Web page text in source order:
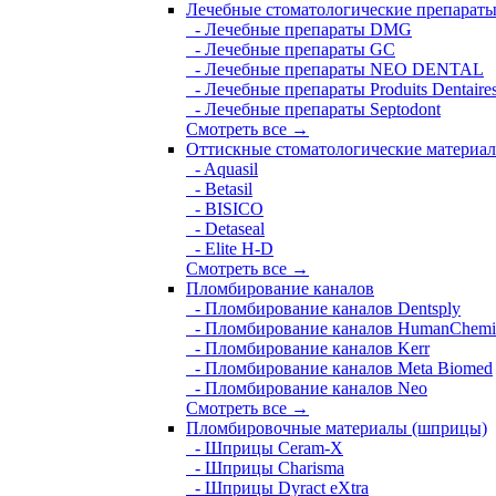
Лечебные стоматологические препараты
- Лечебные препараты DMG
- Лечебные препараты GC
- Лечебные препараты NEO DENTAL
- Лечебные препараты Produits
- Лечебные препараты Septodont
Смотреть все →
Оттискные стоматологические
- Aquasil
- Betasil
- BISICO
- Detaseal
- Elite H-D
Смотреть все →
Пломбирование каналов
- Пломбирование каналов Dentsply
- Пломбирование каналов
- Пломбирование каналов Kerr
- Пломбирование каналов Meta Biomed
- Пломбирование каналов Neo
Смотреть все →
Пломбировочные материалы (шприцы)
- Шприцы Ceram-X
- Шприцы Charisma
- Шприцы Dyract eXtra